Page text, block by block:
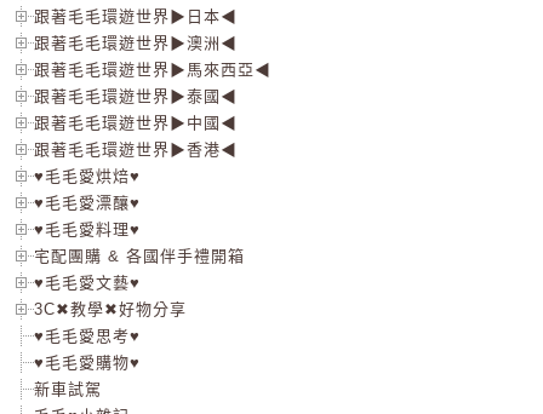
跟著毛毛環遊世界▶日本◀
跟著毛毛環遊世界▶澳洲◀
跟著毛毛環遊世界▶馬來西亞◀
跟著毛毛環遊世界▶泰國◀
跟著毛毛環遊世界▶中國◀
跟著毛毛環遊世界▶香港◀
♥毛毛愛烘焙♥
♥毛毛愛漂釀♥
♥毛毛愛料理♥
宅配團購 & 各國伴手禮開箱
♥毛毛愛文藝♥
3C✖教學✖好物分享
♥毛毛愛思考♥
♥毛毛愛購物♥
新車試駕